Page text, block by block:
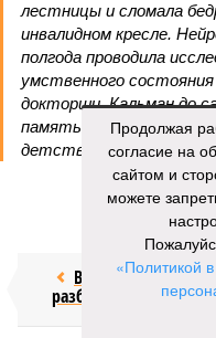
лестницы и сломала
инвалидном кресле.
полгода проводила
умственного
докторши, Кальман до
память и ум,
детства и решая
Воры без
разбора
Продолжая
согласие на
сайтом и
можете
«Политикой